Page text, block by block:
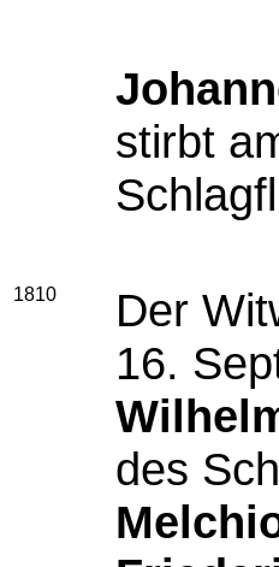
stirbt
1810 Der
16.
des